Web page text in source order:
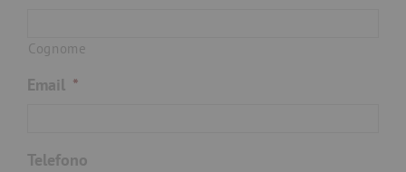
Cognome
Email *
Telefono